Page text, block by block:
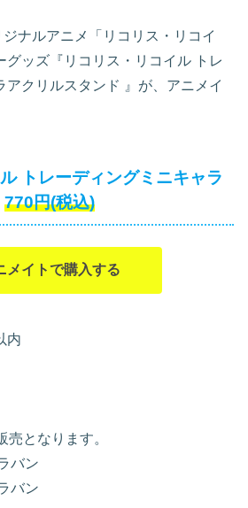
ナルアニメ「リコリス・リコイ
グッズ『リコリス・リコイル トレ
アクリルスタンド 』が、アニメイ
トレーディングミニキャラ
770円(税込)
メイトで購入する
内
となります。
バン
バン